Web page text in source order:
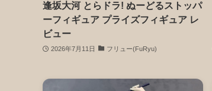
逢坂大河 とらドラ! ぬーどるストッパ
ーフィギュア プライズフィギュア レ
ビュー
2026年7月11日 フリュー(FuRyu)